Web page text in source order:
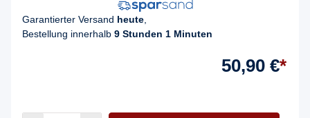
Garantierter Versand heute
Bestellung innerhalb 9 Stunden 1 Minuten
50,90 €*